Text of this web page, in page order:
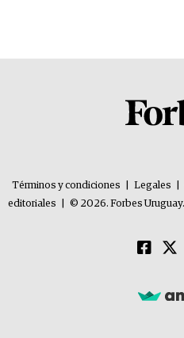
Términos y condiciones Legales
editoriales
© 2026. Forbes